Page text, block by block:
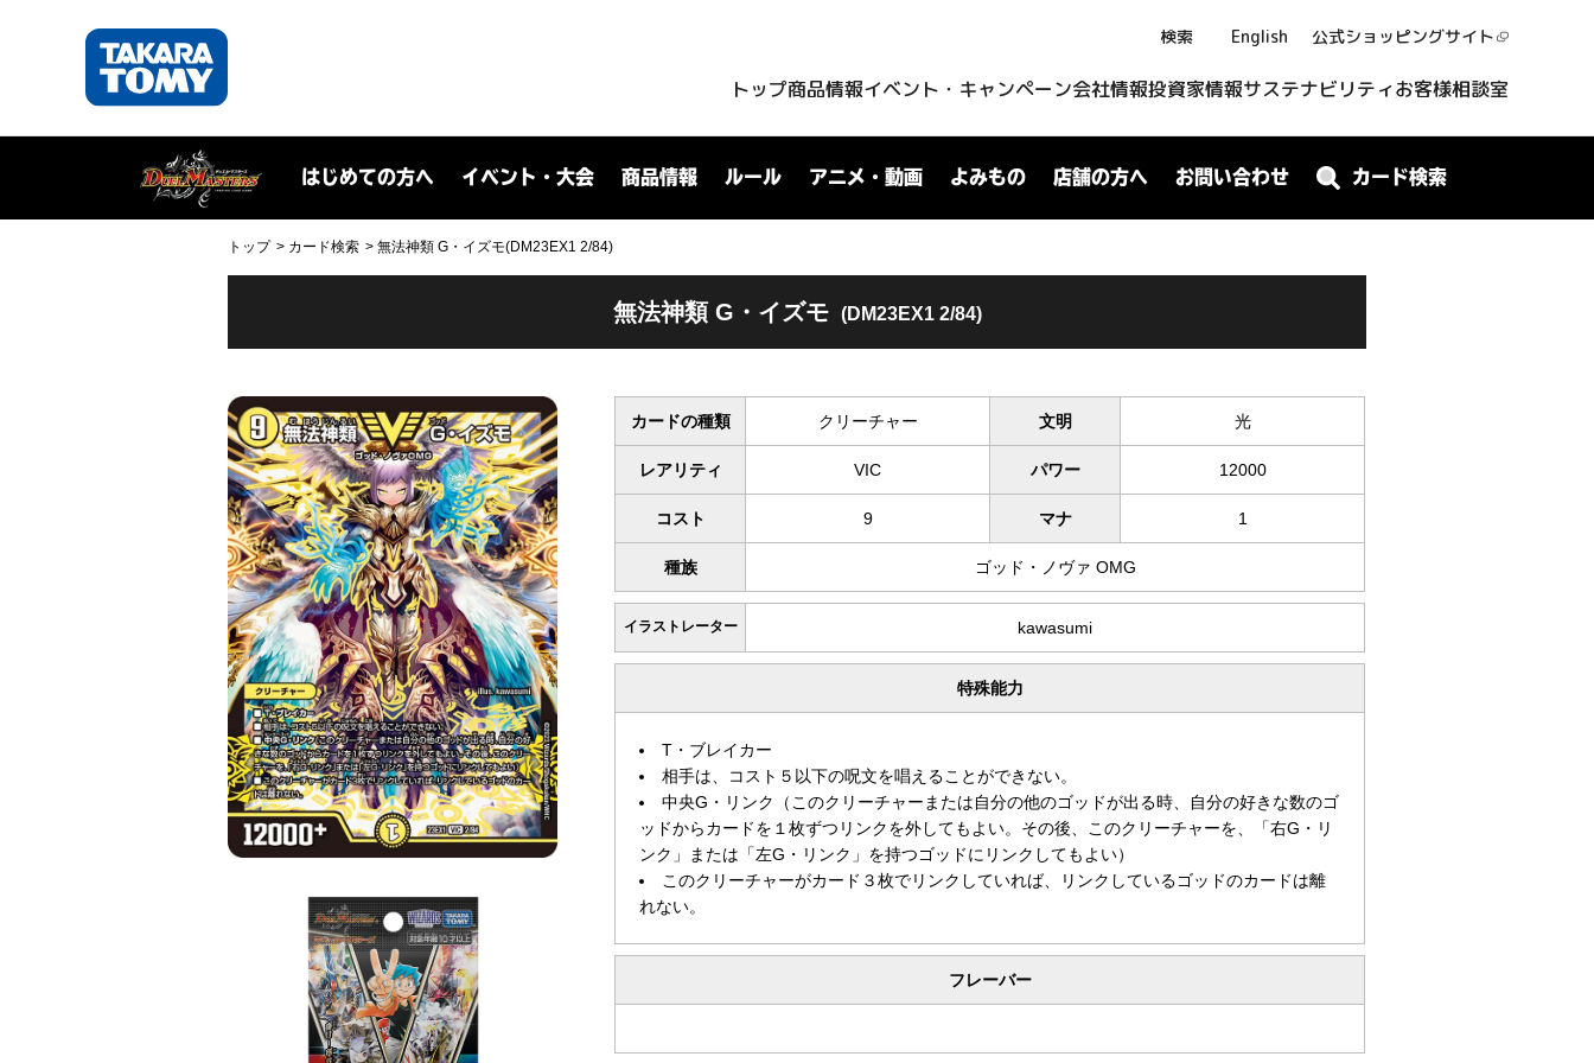
検索 English 公式ショッピングサイト
トップ商品情報イベント・キャンペーン会社情報投資家情報サステナビリティお客様相談室
はじめての方へ イベント・大会 商品情報 ルール アニメ・動画 よみもの 店舗の方へ お問い合わせ カード検索
トップ カード検索 無法神類 G・イズモ(DM23EX1 2/84)
無法神類 G・イズモ (DM23EX1 2/84)
カードの種類 クリーチャー 文明 光
レアリティ VIC パワー 12000
コスト 9 マナ 1
種族 ゴッド・ノヴァ OMG
イラストレーター kawasumi
特殊能力
T・ブレイカー
相手は、コスト５以下の呪文を唱えることができない。
中央G・リンク（このクリーチャーまたは自分の他のゴッドが出る時、自分の好きな数のゴ
ッドからカードを１枚ずつリンクを外してもよい。その後、このクリーチャーを、「右G・リ
ンク」または「左G・リンク」を持つゴッドにリンクしてもよい）
このクリーチャーがカード３枚でリンクしていれば、リンクしているゴッドのカードは離
れない。
フレーバー